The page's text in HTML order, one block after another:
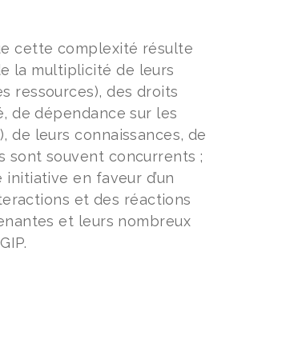
cette complexité résulte
la multiplicité de leurs
ressources), des droits
de dépendance sur les
de leurs connaissances, de
sont souvent concurrents ;
en faveur d’un
et des réactions
et leurs nombreux